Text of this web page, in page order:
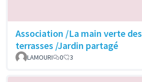
Association /La main verte des
terrasses /Jardin partagé
LAMOURI 0 3